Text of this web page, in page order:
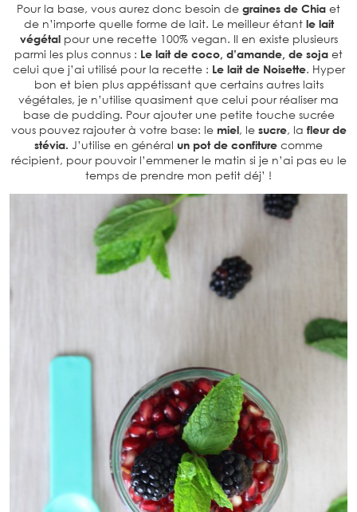
Pour la base, vous aurez donc besoin de graines de Chia et
de n’importe quelle forme de lait. Le meilleur étant le lait
végétalpour une recette 100% vegan. Il en existe plusieurs
parmi les plus connus : Le lait de coco, d’amande, de soja et
celui que j’ai utilisé pour la recette : Le lait de Noisette. Hyper
bon et bien plus appétissant que certains autres laits
végétales, je n’utilise quasiment que celui pour réaliser ma
base de pudding. Pour ajouter une petite touche sucrée
vous pouvez rajouter à votre base: le miel, le sucre, la fleur de
stévia. J’utilise en général un pot de confiture comme
récipient, pour pouvoir l’emmener le matin si je n’ai pas eu le
temps de prendre mon petit déj’ !